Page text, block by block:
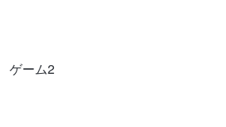
ゲーム2